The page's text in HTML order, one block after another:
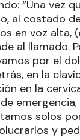
“Una vez
al costado
en voz
al llamado.
por el
en la
en la
emergencia,
solos
y